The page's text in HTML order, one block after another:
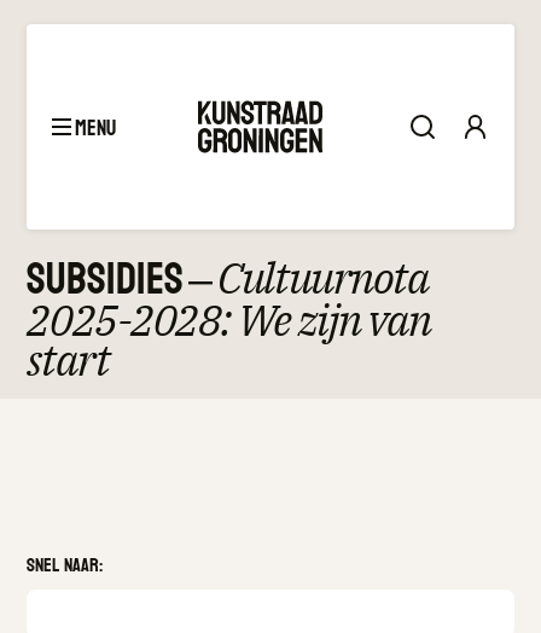
menu
Subsidies–Cultuurnota
2025-2028: We zijn van
start
Snel naar: